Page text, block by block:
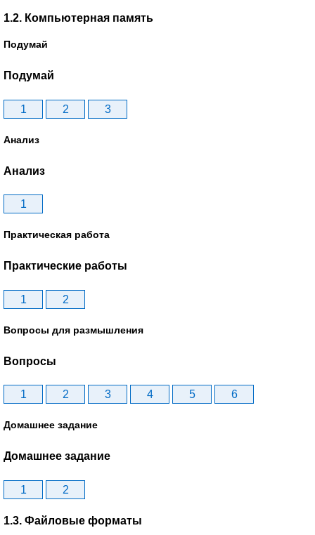
1.2. Компьютерная память
Подумай
Подумай
1 2 3
Анализ
Анализ
1
Практическая работа
Практические работы
1 2
Вопросы для размышления
Вопросы
1 2 3 4 5 6
Домашнее задание
Домашнее задание
1 2
1.3. Файловые форматы